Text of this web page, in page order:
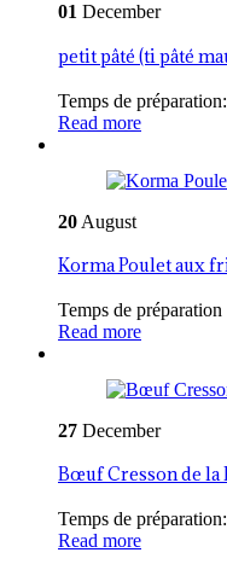
01 December
petit pâté (ti pâté
Temps de
Read more
20 August
Korma Poulet aux
Temps de
Read more
27 December
Bœuf Cresson de la
Temps de
Read more